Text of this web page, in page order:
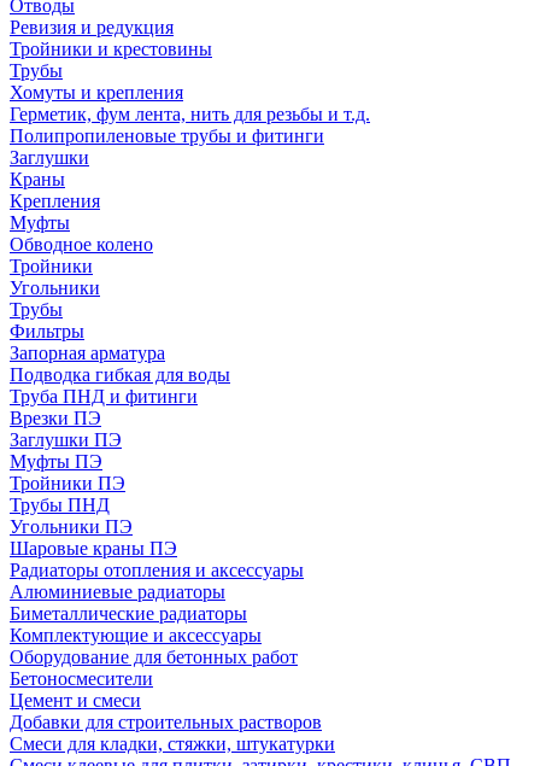
Отводы
Ревизия и редукция
Тройники и крестовины
Трубы
Хомуты и крепления
Герметик, фум лента, нить для резьбы и т.д.
Полипропиленовые трубы и фитинги
Заглушки
Краны
Крепления
Муфты
Обводное колено
Тройники
Угольники
Трубы
Фильтры
Запорная арматура
Подводка гибкая для воды
Труба ПНД и фитинги
Врезки ПЭ
Заглушки ПЭ
Муфты ПЭ
Тройники ПЭ
Трубы ПНД
Угольники ПЭ
Шаровые краны ПЭ
Радиаторы отопления и аксессуары
Алюминиевые радиаторы
Биметаллические радиаторы
Комплектующие и аксессуары
Оборудование для бетонных работ
Бетоносмесители
Цемент и смеси
Добавки для строительных растворов
Смеси для кладки, стяжки, штукатурки